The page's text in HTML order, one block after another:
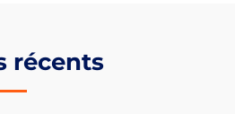
récents